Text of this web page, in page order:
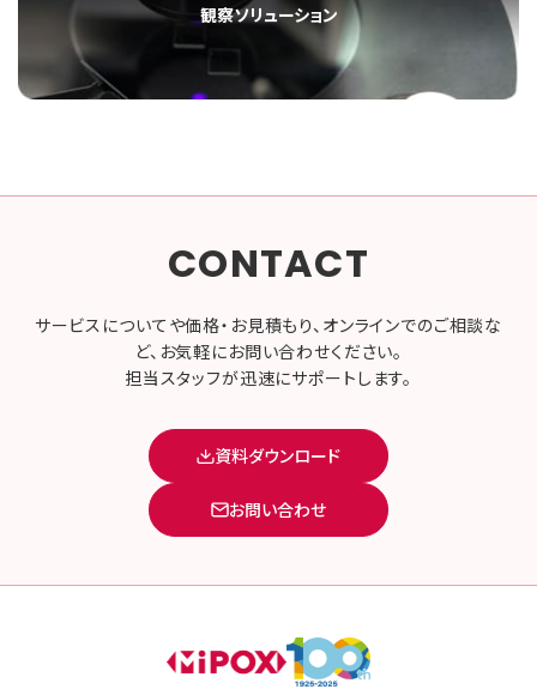
観察ソリューション
CONTACT
サービスについてや価格・お見積もり、オンラインでのご相談な
ど、お気軽にお問い合わせください。
担当スタッフが迅速にサポートします。
資料ダウンロード
お問い合わせ